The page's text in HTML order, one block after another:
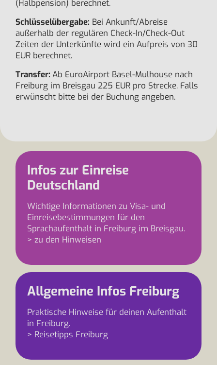
(Halbpension) berechnet.
Schlüsselübergabe: Bei Ankunft/Abreise
außerhalb der regulären Check-In/Check-Out
Zeiten der Unterkünfte wird ein Aufpreis von 30
EUR berechnet.
Transfer: Ab EuroAirport Basel-Mulhouse nach
Freiburg im Breisgau 225 EUR pro Strecke. Falls
erwünscht bitte bei der Buchung angeben.
Infos zur Einreise
Deutschland
Wichtige Informationen zu Visa- und
Einreisebestimmungen für den
Sprachaufenthalt in Freiburg im Breisgau.
> zu den Hinweisen
Allgemeine Infos Freiburg
Praktische Hinweise für deinen Aufenthalt
in Freiburg.
> Reisetipps Freiburg